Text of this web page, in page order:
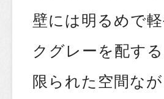
壁には明るめで
クグレーを配する
限られた空間な